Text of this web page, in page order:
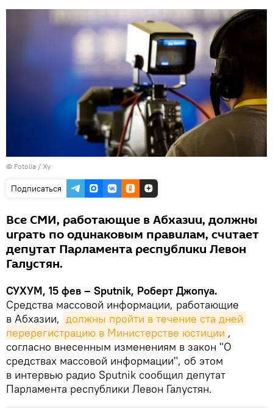
© Fotolia / Xy
Подписаться
Все СМИ, работающие в Абхазии, должны
играть по одинаковым правилам, считает
депутат Парламента республики Левон
Галустян.
СУХУМ, 15 фев – Sputnik, Роберт Джопуа.
Средства массовой информации, работающие
в Абхазии, должны пройти в течение ста дней
перерегистрацию в Министерстве юстиции ,
согласно внесенным изменениям в закон "О
средствах массовой информации", об этом
в интервью радио Sputnik сообщил депутат
Парламента республики Левон Галустян.